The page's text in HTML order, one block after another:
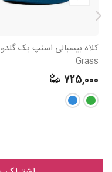
کلاه بیسبالی اسنپ بک
Grass
725,000